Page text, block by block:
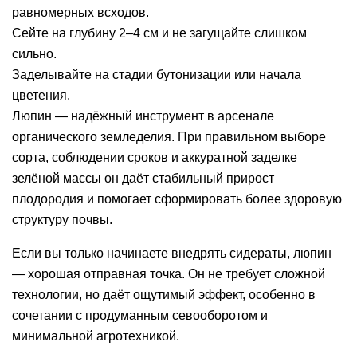
равномерных всходов.
Сейте на глубину 2–4 см и не загущайте слишком
сильно.
Заделывайте на стадии бутонизации или начала
цветения.
Люпин — надёжный инструмент в арсенале
органического земледелия. При правильном выборе
сорта, соблюдении сроков и аккуратной заделке
зелёной массы он даёт стабильный прирост
плодородия и помогает сформировать более здоровую
структуру почвы.
Если вы только начинаете внедрять сидераты, люпин
— хорошая отправная точка. Он не требует сложной
технологии, но даёт ощутимый эффект, особенно в
сочетании с продуманным севооборотом и
минимальной агротехникой.